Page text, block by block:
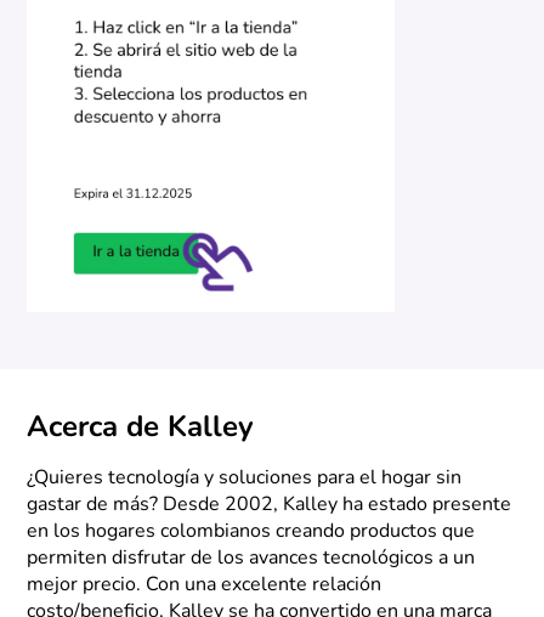
Acerca de Kalley
¿Quieres tecnología y soluciones para el hogar sin
gastar de más? Desde 2002, Kalley ha estado presente
en los hogares colombianos creando productos que
permiten disfrutar de los avances tecnológicos a un
mejor precio. Con una excelente relación
costo/beneficio, Kalley se ha convertido en una marca